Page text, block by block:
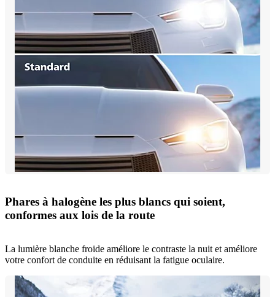
Phares à halogène les plus blancs qui soient,
conformes aux lois de la route
La lumière blanche froide améliore le contraste la nuit et améliore
votre confort de conduite en réduisant la fatigue oculaire.